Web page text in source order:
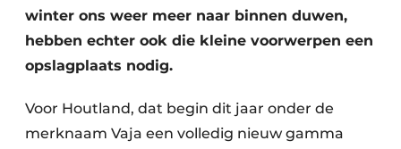
winter ons weer meer naar binnen duwen,
hebben echter ook die kleine voorwerpen een
opslagplaats nodig.
Voor Houtland, dat begin dit jaar onder de
merknaam Vaja een volledig nieuw gamma